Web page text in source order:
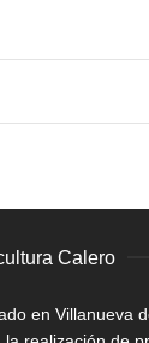
Calero
en Villanueva